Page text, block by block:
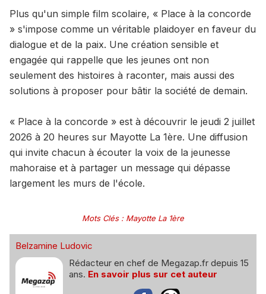
Plus qu'un simple film scolaire, « Place à la concorde
» s'impose comme un véritable plaidoyer en faveur du
dialogue et de la paix. Une création sensible et
engagée qui rappelle que les jeunes ont non
seulement des histoires à raconter, mais aussi des
solutions à proposer pour bâtir la société de demain.
« Place à la concorde » est à découvrir le jeudi 2 juillet
2026 à 20 heures sur Mayotte La 1ère. Une diffusion
qui invite chacun à écouter la voix de la jeunesse
mahoraise et à partager un message qui dépasse
largement les murs de l'école.
Mots Clés: Mayotte La 1ère
Belzamine Ludovic
Rédacteur en chef de Megazap.fr depuis 15
ans. En savoir plus sur cet auteur